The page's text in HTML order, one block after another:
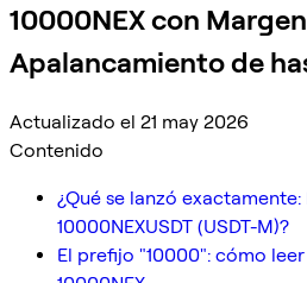
10000NEX con
Apalancamiento de
Actualizado el 21 may 2026
Contenido
¿Qué se lanzó
10000NEXUSDT (USDT-M)?
El prefijo "10000": cómo